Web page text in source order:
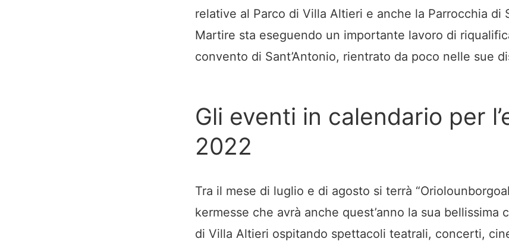
relative al Parco di Villa Altieri e anche la Parrocchia di
Martire sta eseguendo un importante lavoro di
convento di Sant’Antonio, rientrato da poco nelle sue
Gli eventi in calendario per
2022
Tra il mese di luglio e di agosto si terrà
kermesse che avrà anche quest’anno la sua bellissima
di Villa Altieri ospitando spettacoli teatrali, concerti,